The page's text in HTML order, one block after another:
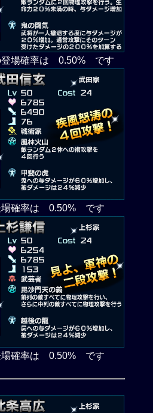
登場確率は 0.50% です
場確率は 0.50% です
場確率は 0.50% です